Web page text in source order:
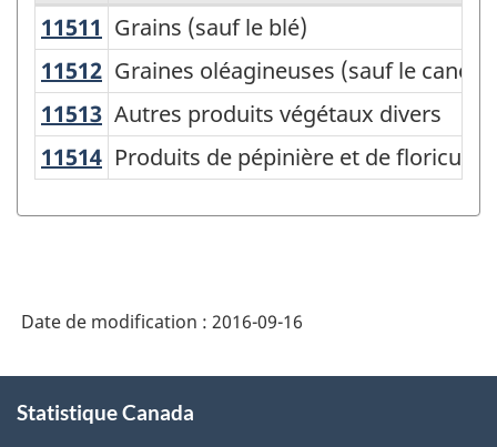
Système
de
classification
des
produits
de
Nord
Canada
11511 Grains (sauf le blé)
Grains (sauf le blé)
11512 Graines oléagineuses (sauf le
Graines oléagineuses (sauf le canola)
11513 Autres produits végétaux divers
Autres produits végétaux divers
11514 Produits de pépinière et de
Produits de pépinière et de
Date de modification : 2016-09-16
propos
Statistique Canada